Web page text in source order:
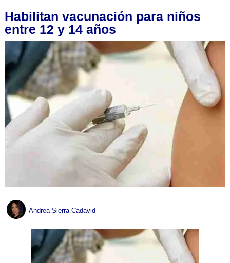
Habilitan vacunación para niños
entre 12 y 14 años
Andrea Sierra Cadavid